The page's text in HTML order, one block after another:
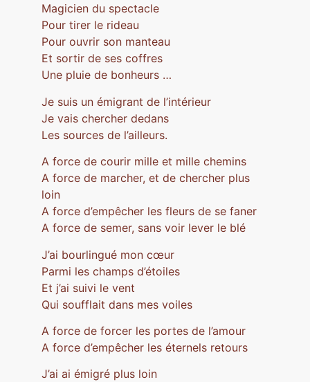
Magicien du spectacle
Pour tirer le rideau
Pour ouvrir son manteau
Et sortir de ses coffres
Une pluie de bonheurs …
Je suis un émigrant de l’intérieur
Je vais chercher dedans
Les sources de l’ailleurs.
A force de courir mille et mille chemins
A force de marcher, et de chercher plus
loin
A force d’empêcher les fleurs de se faner
A force de semer, sans voir lever le blé
J’ai bourlingué mon cœur
Parmi les champs d’étoiles
Et j’ai suivi le vent
Qui soufflait dans mes voiles
A force de forcer les portes de l’amour
A force d’empêcher les éternels retours
J’ai ai émigré plus loin